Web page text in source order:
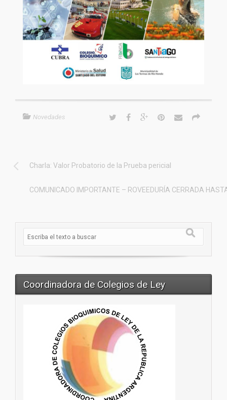
Novedades
Charla: Valor Probatorio de la Prueba pericial
COMUNICADO IMPORTANTE – ROVEEDURÍA CERRADA
Coordinadora de Colegios de Ley